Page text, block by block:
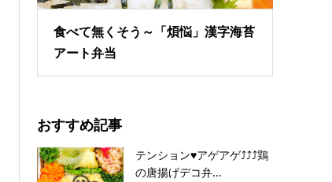
食べて無くそう～「煩悩」漢字海苔
アート弁当
おすすめ記事
テンション♥アゲアゲ⤴︎⤴︎⤴︎鶏
の唐揚げデコ弁...